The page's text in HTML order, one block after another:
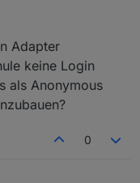
Adapter
keine Login
als Anonymous
0